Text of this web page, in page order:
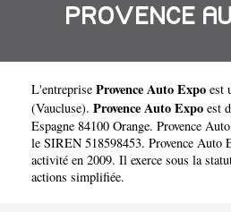
PROVENCE
L'entreprise Provence Auto Expo est
(Vaucluse). Provence Auto Expo est
Espagne 84100 Orange. Provence
le SIREN 518598453. Provence Auto
activité en 2009. Il exerce sous la
actions simplifiée.